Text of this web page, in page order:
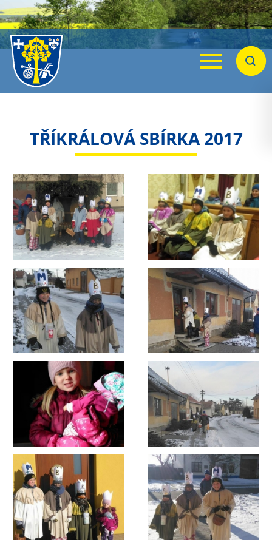
Menu
TŘÍKRÁLOVÁ SBÍRKA 2017